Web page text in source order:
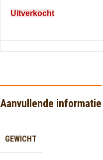
Uitverkocht
Aanvullende informatie
GEWICHT